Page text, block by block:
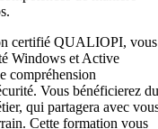
certifié QUALIOPI, vous
Windows et Active
compréhension
Vous bénéficierez du
qui partagera avec
Cette formation vous